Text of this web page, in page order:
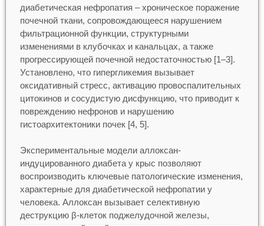
диабетическая нефропатия – хроническое поражение
почечной ткани, сопровождающееся нарушением
фильтрационной функции, структурными
изменениями в клубочках и канальцах, а также
прогрессирующей почечной недостаточностью [1–3].
Установлено, что гипергликемия вызывает
оксидативный стресс, активацию провоспалительных
цитокинов и сосудистую дисфункцию, что приводит к
повреждению нефронов и нарушению
гистоархитектоники почек [4, 5].
Экспериментальные модели аллоксан-
индуцированного диабета у крыс позволяют
воспроизводить ключевые патологические изменения,
характерные для диабетической нефропатии у
человека. Аллоксан вызывает селективную
деструкцию β-клеток поджелудочной железы,